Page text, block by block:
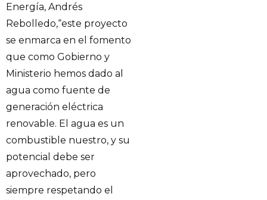
Energía, Andrés
Rebolledo,“este proyecto
se enmarca en el fomento
que como Gobierno y
Ministerio hemos dado al
agua como fuente de
generación eléctrica
renovable. El agua es un
combustible nuestro, y su
potencial debe ser
aprovechado, pero
siempre respetando el